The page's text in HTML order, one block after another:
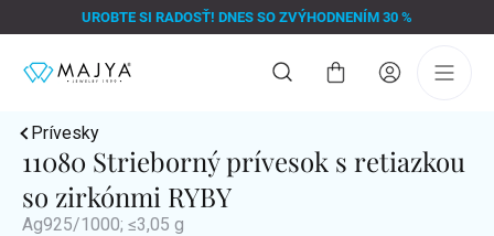
na
UROBTE SI RADOSŤ! DNES SO ZVÝHODNENÍM 30 %
Nákupný
Prívesky
11080 Strieborný prívesok s retiazkou
so zirkónmi RYBY
Ag925/1000; ≤3,05 g